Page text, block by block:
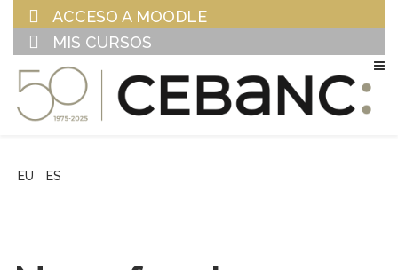
ACCESO A MOODLE
MIS CURSOS
EU ES